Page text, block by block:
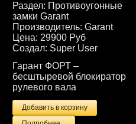
Раздел: Противоугонные
замки Garant
Производитель:Garant
Цена: 29900 Руб
Создал: Super User
Гарант ФОРТ –
бесштыревой блокиратор
рулевого вала